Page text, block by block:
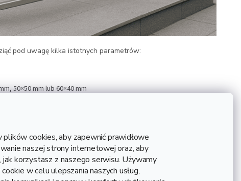
plików cookies, aby zapewnić prawidłowe
naszej strony internetowej oraz, aby
jak korzystasz z naszego serwisu. Używamy
w celu ulepszania naszych usług,
pod uwagę kilka istotnych parametrów:
50×50 mm lub 60×40 mm
, aby zapewnić odpowiednią wytrzymałość i bezpieczeństwo konstrukcji.